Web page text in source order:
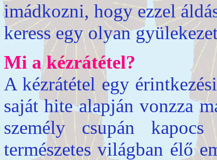
imádkozni, hogy ezzel
keress egy olyan
Mi a kézrátétel?
A kézrátétel egy
saját hite alapján vonzza
személy csupán
természetes világban élő